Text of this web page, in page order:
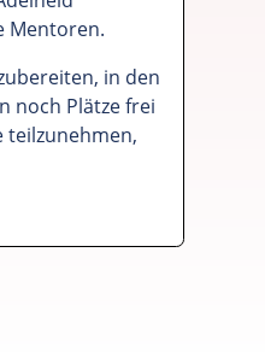
Mentoren.
in den
noch Plätze frei
teilzunehmen,